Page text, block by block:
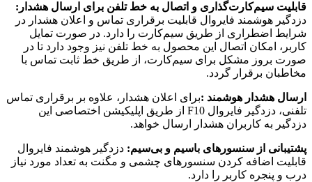
قابلیت سیم‌کارت‌گذاری و اتصال به خط تلفن برای ارسال هشدار:
دزدگیر هوشمند فایروال قابلیت برقراری تماس و اعلان هشدار در
شرایط اضطراری از طریق سیم‌کارت را دارد. در صورت تمایل
کاربر، امکان اتصال این محصول به خط تلفن نیز وجود دارد تا در
صورت بروز مشکل برای سیم‌کارت، از طریق خط ثابت تماس با
مخاطبان برقرار گردد.
ارسال هشدار هوشمند :برای اعلان هشدار، علاوه بر برقراری تماس
تلفنی، دزدگیر فایروال F10 از طریق اپلیکیشن اختصاصی این
دزدگیر به کاربران هشدار ارسال خواهد.
پشتیبانی از سنسورهای باسیم و بی‌سیم: دزدگیر هوشمند فایروال
قابلیت اضافه کردن سنسورهای چشمی و مگنت به تعداد مورد نیاز
درب و پنجره کاربر را دارد.